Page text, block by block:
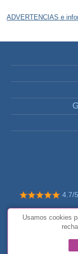
ADVERTENCIAS e
4.7/
© Todos
Usamos cookies